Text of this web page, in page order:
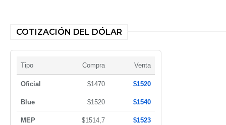
COTIZACIÓN DEL DÓLAR
Tipo Compra Venta
Oficial $1470 $1520
Blue $1520 $1540
MEP $1514,7 $1523